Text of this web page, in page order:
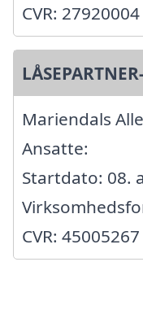
CVR: 27920004
Mariendals
Ansatte:
Startdato: 08.
CVR: 45005267